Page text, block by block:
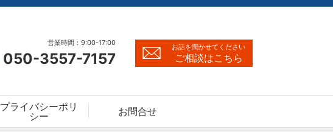
営業時間：9:00-17:00
050-3557-7157
お話を聞かせてください
ご相談はこちら
プライバシーポリ
シー
お問合せ